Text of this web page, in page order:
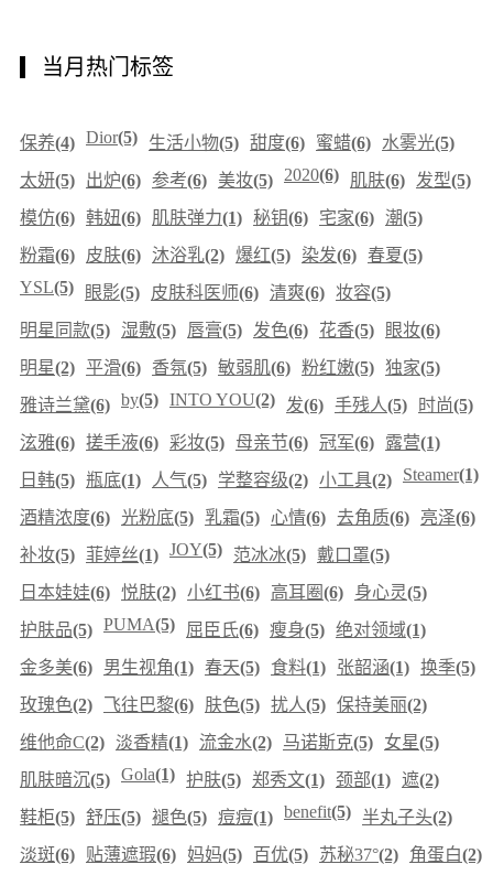
当月热门标签
保养(4) Dior(5) 生活小物(5) 甜度(6) 蜜蜡(6) 水雾光(5)
太妍(5) 出炉(6) 参考(6) 美妆(5) 2020(6) 肌肤(6) 发型(5)
模仿(6) 韩妞(6) 肌肤弹力(1) 秘钥(6) 宅家(6) 潮(5)
粉霜(6) 皮肤(6) 沐浴乳(2) 爆红(5) 染发(6) 春夏(5)
YSL(5) 眼影(5) 皮肤科医师(6) 清爽(6) 妆容(5)
明星同款(5) 湿敷(5) 唇膏(5) 发色(6) 花香(5) 眼妆(6)
明星(2) 平滑(6) 香氛(5) 敏弱肌(6) 粉红嫩(5) 独家(5)
雅诗兰黛(6) by(5) INTO YOU(2) 发(6) 手残人(5) 时尚(5)
泫雅(6) 搓手液(6) 彩妆(5) 母亲节(6) 冠军(6) 露营(1)
日韩(5) 瓶底(1) 人气(5) 学整容级(2) 小工具(2) Steamer(1)
酒精浓度(6) 光粉底(5) 乳霜(5) 心情(6) 去角质(6) 亮泽(6)
补妆(5) 菲婷丝(1) JOY(5) 范冰冰(5) 戴口罩(5)
日本娃娃(6) 悦肤(2) 小红书(6) 高耳圈(6) 身心灵(5)
护肤品(5) PUMA(5) 屈臣氏(6) 瘦身(5) 绝对领域(1)
金多美(6) 男生视角(1) 春天(5) 食料(1) 张韶涵(1) 换季(5)
玫瑰色(2) 飞往巴黎(6) 肤色(5) 扰人(5) 保持美丽(2)
维他命C(2) 淡香精(1) 流金水(2) 马诺斯克(5) 女星(5)
肌肤暗沉(5) Gola(1) 护肤(5) 郑秀文(1) 颈部(1) 遮(2)
鞋柜(5) 舒压(5) 褪色(5) 痘痘(1) benefit(5) 半丸子头(2)
淡斑(6) 贴薄遮瑕(6) 妈妈(5) 百优(5) 苏秘37°(2) 角蛋白(2)